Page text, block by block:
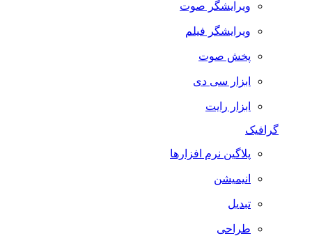
ویرایشگر صوت
ویرایشگر فیلم
پخش صوت
ابزار سی دی
ابزار رایت
گرافیک
پلاگین نرم افزارها
انیمیشن
تبدیل
طراحی